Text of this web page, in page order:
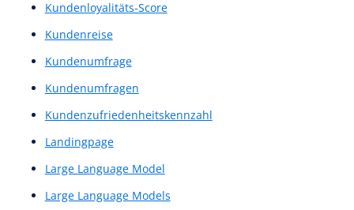
Interactionsdesign
Interaktionsgestaltung
Interaktionskonzept
Interaktionslogik
Interaktionsprinzip
Interaktionsprinzipien